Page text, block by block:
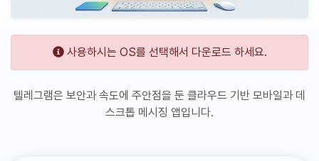
사용하시는 OS를 선택해서 다운로드 하세요.
텔레그램은 보안과 속도에 주안점을 둔 클라우드 기반 모바일과 데
스크톱 메시징 앱입니다.